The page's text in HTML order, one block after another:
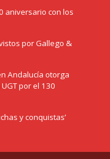
aniversario con los
por Gallego &
Andalucía otorga
por el 130
y conquistas’